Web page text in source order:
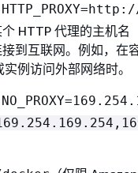
HTTP 代理的主机名
到互联网。例如，在
例访问外部网络时。